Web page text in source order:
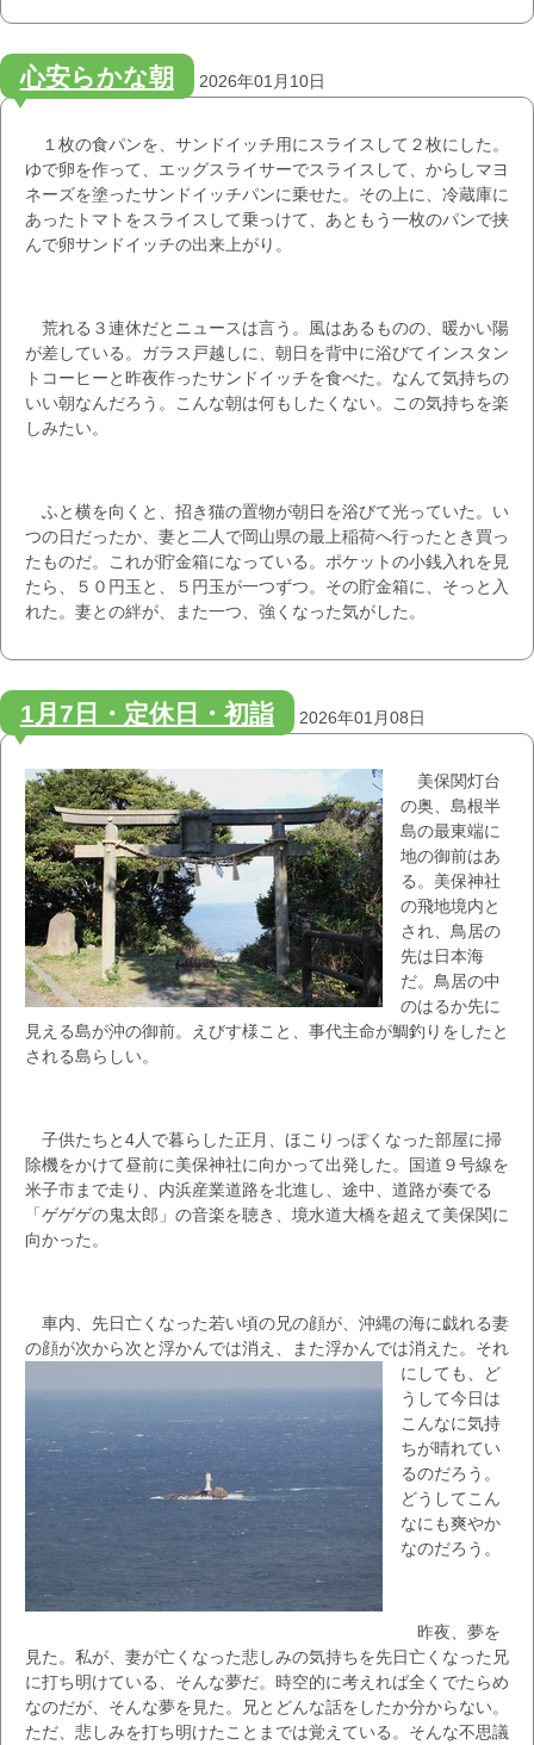
心安らかな朝 2026年01月10日
１枚の食パンを、サンドイッチ用にスライスして２枚にした。
ゆで卵を作って、エッグスライサーでスライスして、からしマヨ
ネーズを塗ったサンドイッチパンに乗せた。その上に、冷蔵庫に
あったトマトをスライスして乗っけて、あともう一枚のパンで挟
んで卵サンドイッチの出来上がり。
荒れる３連休だとニュースは言う。風はあるものの、暖かい陽
が差している。ガラス戸越しに、朝日を背中に浴びてインスタン
トコーヒーと昨夜作ったサンドイッチを食べた。なんて気持ちの
いい朝なんだろう。こんな朝は何もしたくない。この気持ちを楽
しみたい。
ふと横を向くと、招き猫の置物が朝日を浴びて光っていた。い
つの日だったか、妻と二人で岡山県の最上稲荷へ行ったとき買っ
たものだ。これが貯金箱になっている。ポケットの小銭入れを見
たら、５０円玉と、５円玉が一つずつ。その貯金箱に、そっと入
れた。妻との絆が、また一つ、強くなった気がした。
1月7日・定休日・初詣 2026年01月08日
美保関灯台
の奥、島根半
島の最東端に
地の御前はあ
る。美保神社
の飛地境内と
され、鳥居の
先は日本海
だ。鳥居の中
のはるか先に
見える島が沖の御前。えびす様こと、事代主命が鯛釣りをしたと
される島らしい。
子供たちと4人で暮らした正月、ほこりっぽくなった部屋に掃
除機をかけて昼前に美保神社に向かって出発した。国道９号線を
米子市まで走り、内浜産業道路を北進し、途中、道路が奏でる
「ゲゲゲの鬼太郎」の音楽を聴き、境水道大橋を超えて美保関に
向かった。
車内、先日亡くなった若い頃の兄の顔が、沖縄の海に戯れる妻
の顔が次から次と浮かんでは消え、また浮かんでは消えた。それ
にしても、ど
うして今日は
こんなに気持
ちが晴れてい
るのだろう。
どうしてこん
なにも爽やか
なのだろう。
昨夜、夢を
見た。私が、妻が亡くなった悲しみの気持ちを先日亡くなった兄
に打ち明けている、そんな夢だ。時空的に考えれば全くでたらめ
なのだが、そんな夢を見た。兄とどんな話をしたか分からない。
ただ、悲しみを打ち明けたことまでは覚えている。そんな不思議